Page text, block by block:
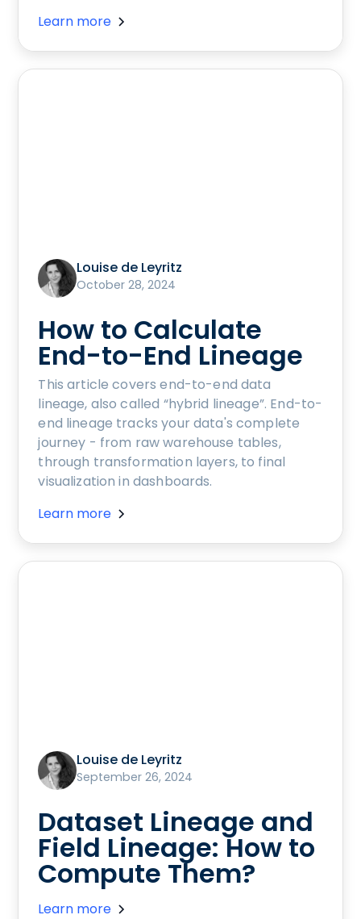
Learn more
Louise de Leyritz
October 28, 2024
How to Calculate
End-to-End Lineage
This article covers end-to-end data
lineage, also called “hybrid lineage”. End-to-
end lineage tracks your data's complete
journey - from raw warehouse tables,
through transformation layers, to final
visualization in dashboards.
Learn more
Louise de Leyritz
September 26, 2024
Dataset Lineage and
Field Lineage: How to
Compute Them?
Learn more